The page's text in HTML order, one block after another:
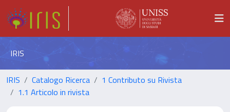
IRIS
IRIS Catalogo Ricerca
1 Contributo su Rivista
1.1 Articolo in rivista